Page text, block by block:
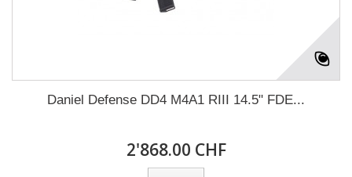
Daniel Defense DD4 M4A1 RIII 14.5" FDE...
2'868.00 CHF